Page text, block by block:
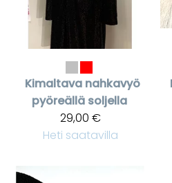
Kimaltava nahkavyö
pyöreällä soljella
29,00 €
Heti saatavilla